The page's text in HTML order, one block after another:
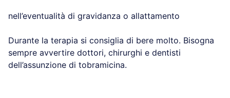
nell’eventualità di gravidanza o allattamento
Durante la terapia si consiglia di bere molto. Bisogna
sempre avvertire dottori, chirurghi e dentisti
dell’assunzione di tobramicina.